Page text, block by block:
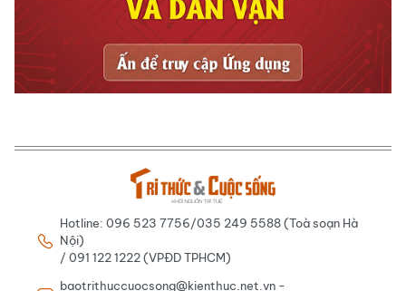
Hotline: 096 523 7756/035 249 5588 (Toà soạn Hà
Nội)
/ 091 122 1222 (VPĐD TPHCM)
baotrithuccuocsong@kienthuc.net.vn -